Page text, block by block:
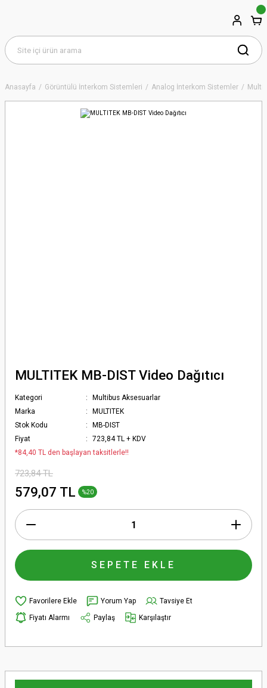
Anasayfa Görüntülü İnterkom Sistemleri Analog İnterkom Sistemler
MULTITEK MB-DIST Video Dağıtıcı
Kategori
Multibus Aksesuarlar
Marka
MULTITEK
Stok Kodu
MB-DIST
Fiyat
723,84 TL + KDV
*84,40 TL den başlayan taksitlerle!!
723,84 TL
579,07 TL %20
SEPETE EKLE
Yorum Yap
Tavsiye Et
Fiyatı Alarmı
Paylaş Karşılaştır